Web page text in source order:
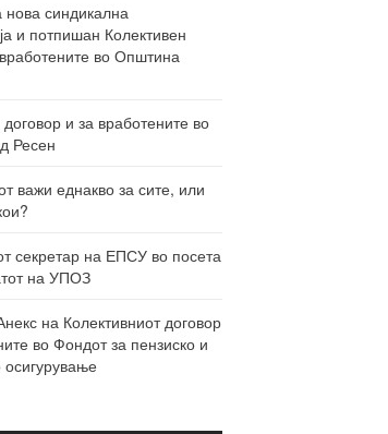
синдикална
и потпишан Колективен
во Општина
и за вработените во
Ресен
важи еднакво за сите, или
секретар на ЕПСУ во посета
на УПОЗ
на Колективниот договор
во Фондот за пензиско и
осигурување